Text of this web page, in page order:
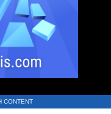
CONTENT